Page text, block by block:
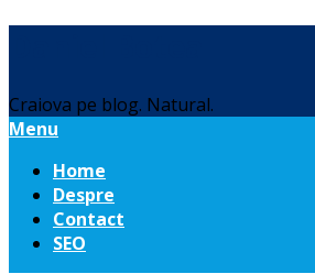
Craiova pe blog. Natural.
Menu
Home
Despre
Contact
SEO